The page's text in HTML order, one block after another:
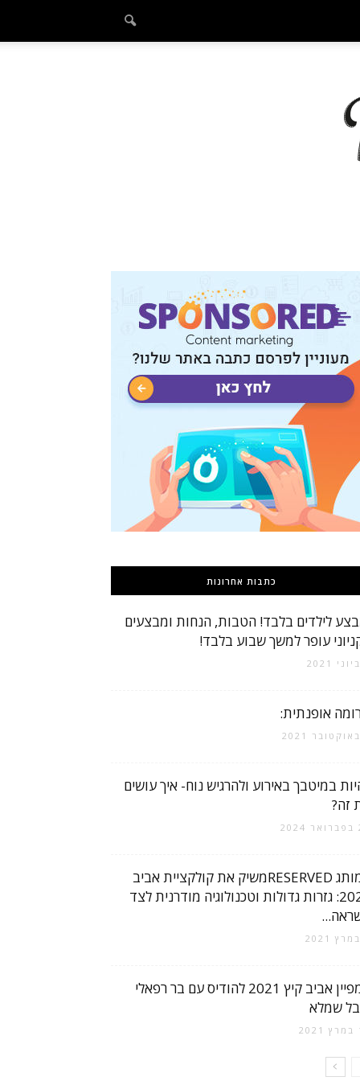
כתבות אחרונות
לילדים בלבד! הטבות, הנחות ומבצעים
עופר למשך שבוע בלבד!
אופנתית:
במיטבך באירוע ולהרגיש נוח- איך עושים
זה?
המותג RESERVEDמשיק את קולקציית אביב
2021: גזרות גדולות וטכנולוגיה מודרנית לצד
קמפיין אביב קיץ 2021 להודיס עם בר רפאלי
שמלא